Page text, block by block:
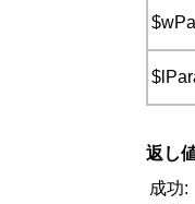
返し
成功: